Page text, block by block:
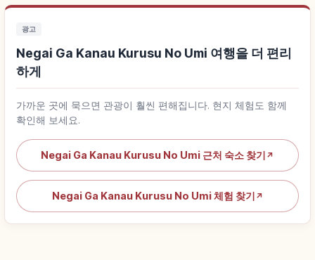
광고
Negai Ga Kanau Kurusu No Umi 여행을 더 편리
하게
가까운 곳에 묵으면 관광이 훨씬 편해집니다. 현지 체험도 함께
확인해 보세요.
Negai Ga Kanau Kurusu No Umi 근처 숙소 찾기 ↗
Negai Ga Kanau Kurusu No Umi 체험 찾기 ↗